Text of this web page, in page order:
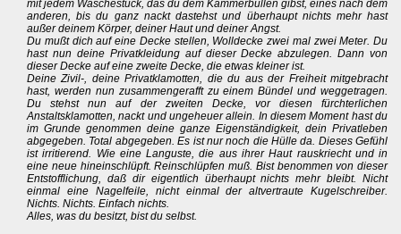
mit jedem Wäschestück, das du dem Kammerbullen gibst, eines nach dem
anderen, bis du ganz nackt dastehst und überhaupt nichts mehr hast
außer deinem Körper, deiner Haut und deiner Angst.
Du mußt dich auf eine Decke stellen, Wolldecke zwei mal zwei Meter. Du
hast nun deine Privatkleidung auf dieser Decke abzulegen. Dann von
dieser Decke auf eine zweite Decke, die etwas kleiner ist.
Deine Zivil-, deine Privatklamotten, die du aus der Freiheit mitgebracht
hast, werden nun zusammengerafft zu einem Bündel und weggetragen.
Du stehst nun auf der zweiten Decke, vor diesen fürchterlichen
Anstaltsklamotten, nackt und ungeheuer allein. In diesem Moment hast du
im Grunde genommen deine ganze Eigenständigkeit, dein Privatleben
abgegeben. Total abgegeben. Es ist nur noch die Hülle da. Dieses Gefühl
ist irritierend. Wie eine Languste, die aus ihrer Haut rauskriecht und in
eine neue hineinschlüpft. Reinschlüpfen muß. Bist benommen von dieser
Entstofflichung, daß dir eigentlich überhaupt nichts mehr bleibt. Nicht
einmal eine Nagelfeile, nicht einmal der altvertraute Kugelschreiber.
Nichts. Nichts. Einfach nichts.
Alles, was du besitzt, bist du selbst.